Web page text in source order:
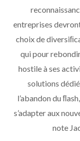
entreprises
choix de
qui pour
hostile à ses
solutions
l’abandon du
s’adapter aux
note